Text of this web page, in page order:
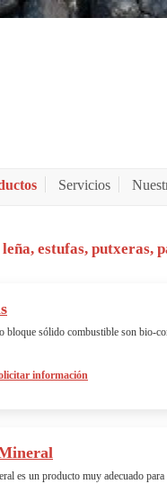
Servicios
estufas, putxeras,
bloque sólido combustible son bio-
información
es un producto muy adecuado